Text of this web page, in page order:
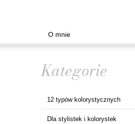
O mnie
Kategorie
12 typów kolorystycznych
Dla stylistek i kolorystek